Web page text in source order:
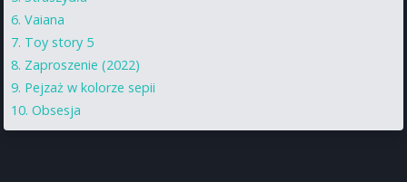
Vaiana
Toy story 5
Zaproszenie (2022)
Pejzaż w kolorze sepii
Obsesja